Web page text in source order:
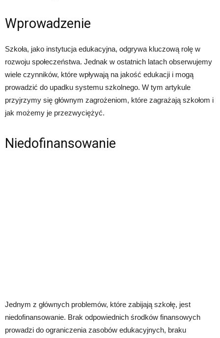
Wprowadzenie
Szkoła, jako instytucja edukacyjna, odgrywa kluczową rolę w
rozwoju społeczeństwa. Jednak w ostatnich latach obserwujemy
wiele czynników, które wpływają na jakość edukacji i mogą
prowadzić do upadku systemu szkolnego. W tym artykule
przyjrzymy się głównym zagrożeniom, które zagrażają szkołom i
jak możemy je przezwyciężyć.
Niedofinansowanie
Jednym z głównych problemów, które zabijają szkołę, jest
niedofinansowanie. Brak odpowiednich środków finansowych
prowadzi do ograniczenia zasobów edukacyjnych, braku